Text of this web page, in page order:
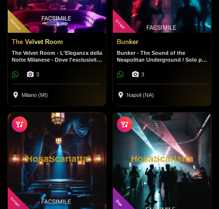
Platinum
The Velvet Room
The Velvet Room - L'Eleganza della
Notte Milanese - Dove l'esclusività
3
Milano (MI)
Cristal
Bunker
Bunker - The Sound of the
Neapolitan Underground / Solo per
fronzoli, solo beat.
3
Napoli (NA)
Cristal Star